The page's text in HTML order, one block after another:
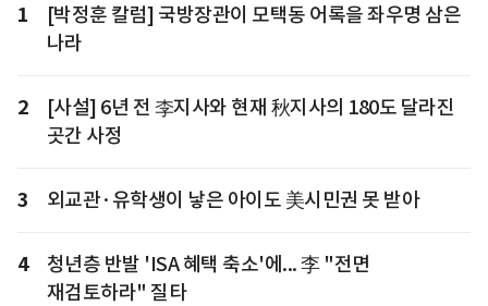
1
[박정훈 칼럼] 국방장관이 모택동 어록을 좌우명 삼은
나라
2
[사설] 6년 전 李지사와 현재 秋지사의 180도 달라진
곳간 사정
3 외교관·유학생이 낳은 아이도 美시민권 못 받아
4
청년층 반발 'ISA 혜택 축소'에... 李 "전면
재검토하라" 질타